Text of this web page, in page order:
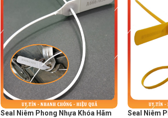
Seal Niêm Phong Nhựa Khóa Hãm
Seal Niêm